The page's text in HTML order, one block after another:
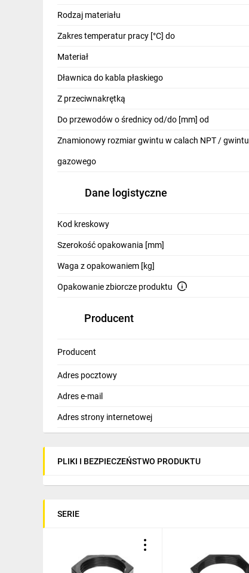
Budowa i Remont
Elektronika
Wentylacja i rekuperacja
Rodzaj materiału
Zakres temperatur pracy [°C] do
Materiał
Dławnica do kabla płaskiego
Z przeciwnakrętką
Do przewodów o średnicy od/do [mm] od
Znamionowy rozmiar gwintu w calach NPT / gwintu
gazowego
Dane logistyczne
Kod kreskowy
Szerokość opakowania [mm]
Waga z opakowaniem [kg]
Opakowanie zbiorcze produktu
Producent
Producent
Adres pocztowy
Adres e-mail
Adres strony internetowej
PLIKI I BEZPIECZEŃSTWO PRODUKTU
SERIE